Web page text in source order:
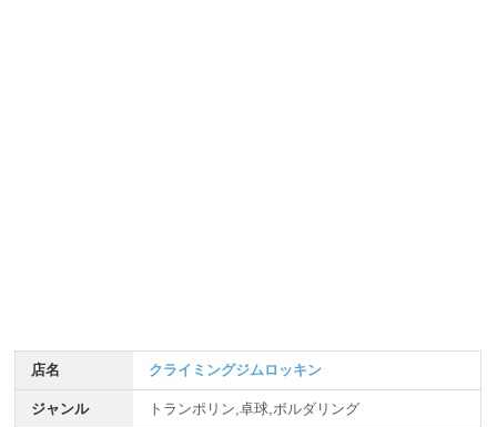
店名 クライミングジムロッキン
ジャンル トランポリン,卓球,ボルダリング